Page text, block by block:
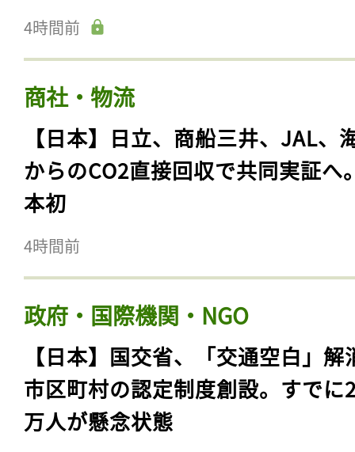
4時間前
商社・物流
【日本】日立、商船三井、JAL、
からのCO2直接回収で共同実証へ
本初
4時間前
政府・国際機関・NGO
【日本】国交省、「交通空白」解
市区町村の認定制度創設。すでに
万人が懸念状態